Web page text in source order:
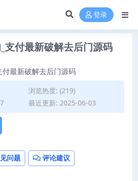
登录
支付最新破解去后门源码
浏览热度: (219)
最近更新: 2025-06-03
问题 评论建议